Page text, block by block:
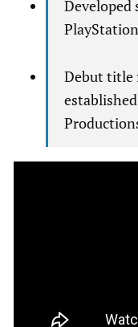
Debut title